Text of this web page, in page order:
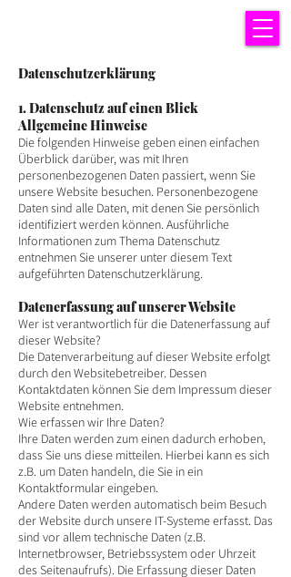
Datenschutzerklärung
1. Datenschutz auf einen Blick
Allgemeine Hinweise
Die folgenden Hinweise geben einen einfachen
Überblick darüber, was mit Ihren
personenbezogenen Daten passiert, wenn Sie
unsere Website besuchen. Personenbezogene
Daten sind alle Daten, mit denen Sie persönlich
identifiziert werden können. Ausführliche
Informationen zum Thema Datenschutz
entnehmen Sie unserer unter diesem Text
aufgeführten Datenschutzerklärung.
Datenerfassung auf unserer Website
Wer ist verantwortlich für die Datenerfassung auf
dieser Website?
Die Datenverarbeitung auf dieser Website erfolgt
durch den Websitebetreiber. Dessen
Kontaktdaten können Sie dem Impressum dieser
Website entnehmen.
Wie erfassen wir Ihre Daten?
Ihre Daten werden zum einen dadurch erhoben,
dass Sie uns diese mitteilen. Hierbei kann es sich
z.B. um Daten handeln, die Sie in ein
Kontaktformular eingeben.
Andere Daten werden automatisch beim Besuch
der Website durch unsere IT-Systeme erfasst. Das
sind vor allem technische Daten (z.B.
Internetbrowser, Betriebssystem oder Uhrzeit
des Seitenaufrufs). Die Erfassung dieser Daten